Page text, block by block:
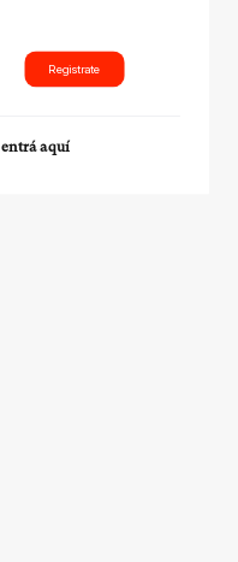
Registrate
entrá aquí